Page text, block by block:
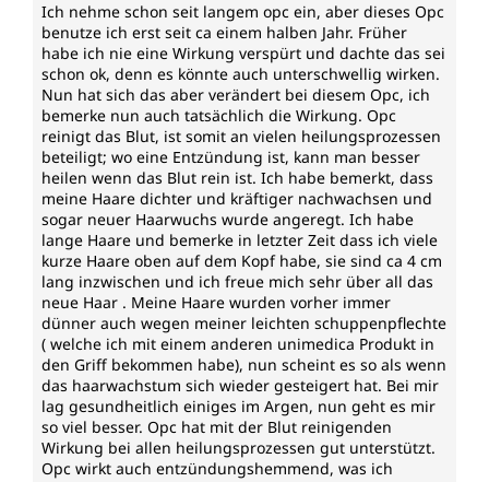
Ich nehme schon seit langem opc ein, aber dieses Opc
benutze ich erst seit ca einem halben Jahr. Früher
habe ich nie eine Wirkung verspürt und dachte das sei
schon ok, denn es könnte auch unterschwellig wirken.
Nun hat sich das aber verändert bei diesem Opc, ich
bemerke nun auch tatsächlich die Wirkung. Opc
reinigt das Blut, ist somit an vielen heilungsprozessen
beteiligt; wo eine Entzündung ist, kann man besser
heilen wenn das Blut rein ist. Ich habe bemerkt, dass
meine Haare dichter und kräftiger nachwachsen und
sogar neuer Haarwuchs wurde angeregt. Ich habe
lange Haare und bemerke in letzter Zeit dass ich viele
kurze Haare oben auf dem Kopf habe, sie sind ca 4 cm
lang inzwischen und ich freue mich sehr über all das
neue Haar . Meine Haare wurden vorher immer
dünner auch wegen meiner leichten schuppenpflechte
( welche ich mit einem anderen unimedica Produkt in
den Griff bekommen habe), nun scheint es so als wenn
das haarwachstum sich wieder gesteigert hat. Bei mir
lag gesundheitlich einiges im Argen, nun geht es mir
so viel besser. Opc hat mit der Blut reinigenden
Wirkung bei allen heilungsprozessen gut unterstützt.
Opc wirkt auch entzündungshemmend, was ich